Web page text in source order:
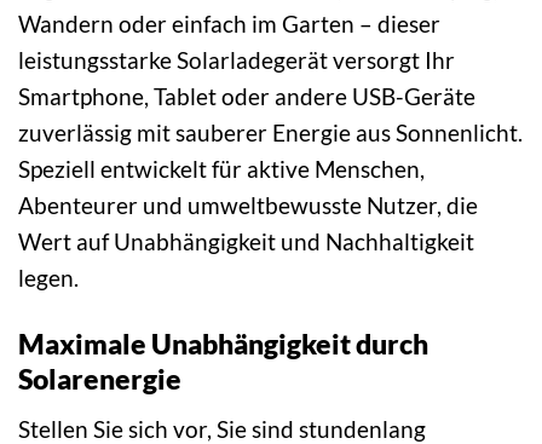
Wandern oder einfach im Garten – dieser
leistungsstarke Solarladegerät versorgt Ihr
Smartphone, Tablet oder andere USB-Geräte
zuverlässig mit sauberer Energie aus Sonnenlicht.
Speziell entwickelt für aktive Menschen,
Abenteurer und umweltbewusste Nutzer, die
Wert auf Unabhängigkeit und Nachhaltigkeit
legen.
Maximale Unabhängigkeit durch
Solarenergie
Stellen Sie sich vor, Sie sind stundenlang